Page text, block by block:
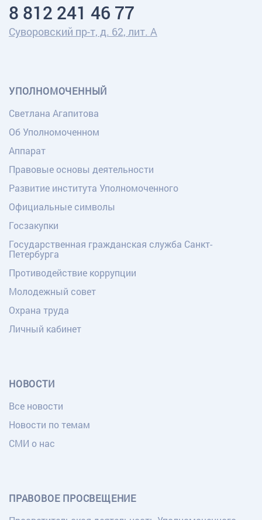
8 812 241 46 77
Суворовский пр-т, д. 62, лит. А
УПОЛНОМОЧЕННЫЙ
Светлана Агапитова
Об Уполномоченном
Аппарат
Правовые основы деятельности
Развитие института Уполномоченного
Официальные символы
Госзакупки
Государственная гражданская служба Санкт-
Петербурга
Противодействие коррупции
Молодежный совет
Охрана труда
Личный кабинет
НОВОСТИ
Все новости
Новости по темам
СМИ о нас
ПРАВОВОЕ ПРОСВЕЩЕНИЕ